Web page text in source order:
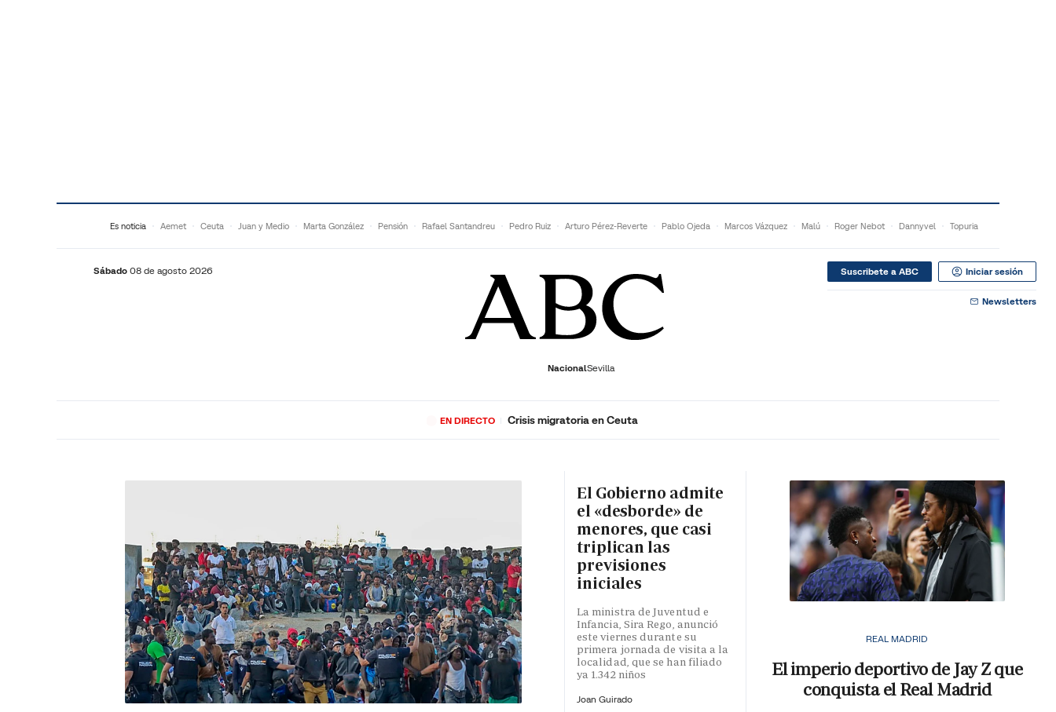
Es noticia Aemet Ceuta Juan y Medio Marta González Pensión Rafael Santandreu Pedro Ruiz Arturo Pérez-Reverte Pablo Ojeda Marcos Vázquez Malú Roger Nebot Dannyvel Topuria
Sábado 08 de agosto 2026
NacionalSevilla
Suscribete a ABC Iniciar sesión
Newsletters
ECONOMÍADEPORTES SOCIEDADCULTURAGENTEPLAY
EN DIRECTO Crisis migratoria en Ceuta
El Gobierno admite
el «desborde» de
menores, que casi
triplican las
previsiones
iniciales
La ministra de Juventud e
Infancia, Sira Rego, anunció
este viernes durante su
primera jornada de visita a la
localidad, que se han filiado
ya 1.342 niños
Joan Guirado
REAL MADRID
El imperio deportivo de Jay Z que
conquista el Real Madrid